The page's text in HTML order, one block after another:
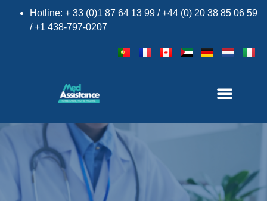
Hotline: + 33 (0)1 87 64 13 99 / +44 (0) 20 38 85 06 59
/ +1 438-797-0207